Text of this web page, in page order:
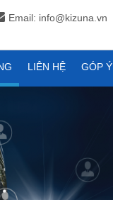
Email: info@kizuna.vn
LIÊN HỆ GÓP Ý